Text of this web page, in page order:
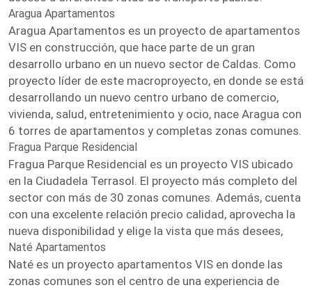
Aragua Apartamentos
Aragua Apartamentos es un proyecto de apartamentos
VIS en construcción, que hace parte de un gran
desarrollo urbano en un nuevo sector de Caldas. Como
proyecto líder de este macroproyecto, en donde se está
desarrollando un nuevo centro urbano de comercio,
vivienda, salud, entretenimiento y ocio, nace Aragua con
6 torres de apartamentos y completas zonas comunes.
Fragua Parque Residencial
Fragua Parque Residencial es un proyecto VIS ubicado
en la Ciudadela Terrasol. El proyecto más completo del
sector con más de 30 zonas comunes. Además, cuenta
con una excelente relación precio calidad, aprovecha la
nueva disponibilidad y elige la vista que más desees,
Naté Apartamentos
Naté es un proyecto apartamentos VIS en donde las
zonas comunes son el centro de una experiencia de